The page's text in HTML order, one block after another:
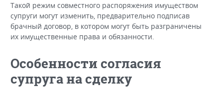
Такой режим совместного распоряжения имуществом
супруги могут изменить, предварительно подписав
брачный договор, в котором могут быть разграничены
их имущественные права и обязанности.
Особенности согласия
супруга на сделку